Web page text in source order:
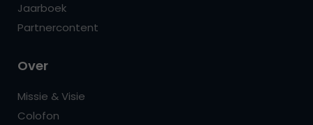
Jaarboek
Partnercontent
Over
Missie & Visie
Colofon